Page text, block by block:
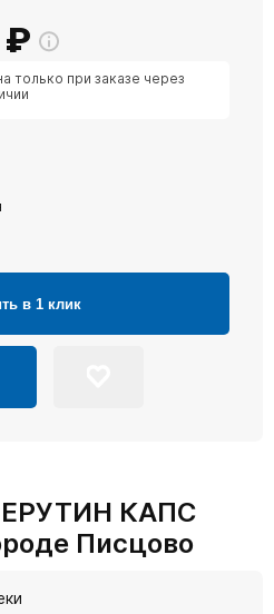
₽
только при заказе через
в 1 клик
КАПС
Писцово